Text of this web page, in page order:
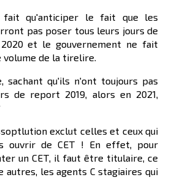
qu'anticiper le fait que les
pas poser tous leurs jours de
et le gouvernement ne fait
volume de la tirelire.
sachant qu'ils n'ont toujours pas
de report 2019, alors en 2021,
exclut celles et ceux qui
ouvrir de CET ! En effet, pour
un CET, il faut être titulaire, ce
autres, les agents C stagiaires qui